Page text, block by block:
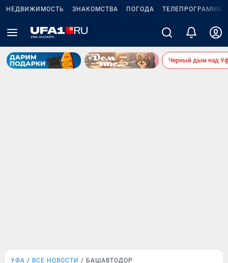
НЕДВИЖИМОСТЬ ЗНАКОМСТВА ПОГОДА ТЕЛЕПРОГРАММА
Черный дым над
УФА ВСЕ НОВОСТИ БАШАВТОДОР